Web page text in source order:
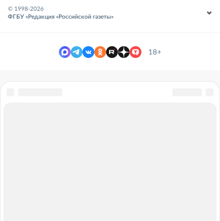
© 1998-2026
ФГБУ «Редакция «Российской газеты»
18+